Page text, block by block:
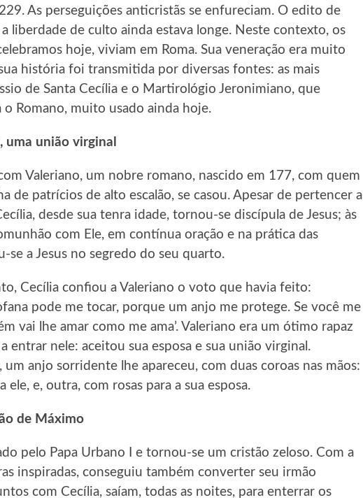
As perseguições anticristãs se enfureciam. O edito de
liberdade de culto ainda estava longe. Neste contexto, os
hoje, viviam em Roma. Sua veneração era muito
história foi transmitida por diversas fontes: as mais
de Santa Cecília e o Martirológio Jeronimiano, que
o Romano, muito usado ainda hoje.
uma união virginal
Valeriano, um nobre romano, nascido em 177, com quem
de patrícios de alto escalão, se casou. Apesar de pertencer a
desde sua tenra idade, tornou-se discípula de Jesus; às
com Ele, em contínua oração e na prática das
se a Jesus no segredo do seu quarto.
Cecília confiou a Valeriano o voto que havia feito:
pode me tocar, porque um anjo me protege. Se você me
vai lhe amar como me ama’. Valeriano era um ótimo rapaz
entrar nele: aceitou sua esposa e sua união virginal.
anjo sorridente lhe apareceu, com duas coroas nas mãos:
ele, e, outra, com rosas para a sua esposa.
de Máximo
pelo Papa Urbano I e tornou-se um cristão zeloso. Com a
inspiradas, conseguiu também converter seu irmão
com Cecília, saíam, todas as noites, para enterrar os